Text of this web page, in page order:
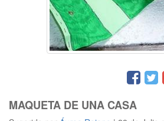
MAQUETA DE UNA CASA